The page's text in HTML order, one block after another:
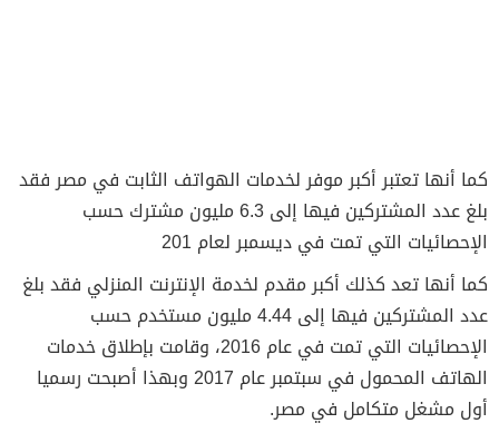
كما أنها تعتبر أكبر موفر لخدمات الهواتف الثابت في مصر فقد
بلغ عدد المشتركين فيها إلى 6.3 مليون مشترك حسب
الإحصائيات التي تمت في ديسمبر لعام 201
كما أنها تعد كذلك أكبر مقدم لخدمة الإنترنت المنزلي فقد بلغ
عدد المشتركين فيها إلى 4.44 مليون مستخدم حسب
الإحصائيات التي تمت في عام 2016، وقامت بإطلاق خدمات
الهاتف المحمول في سبتمبر عام 2017 وبهذا أصبحت رسميا
أول مشغل متكامل في مصر.